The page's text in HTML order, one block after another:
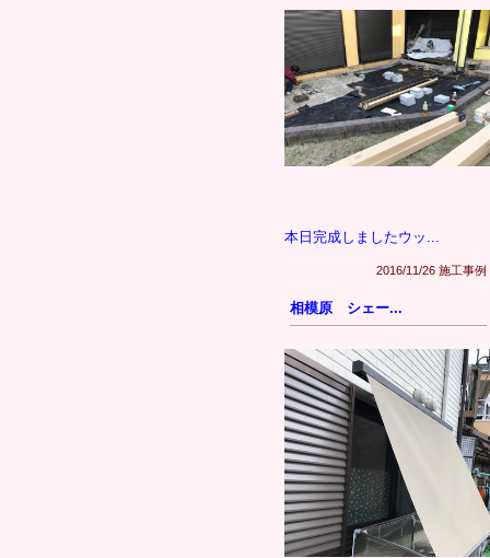
本日完成しましたウッ...
2016/11/26 施工事例
相模原 シェー...